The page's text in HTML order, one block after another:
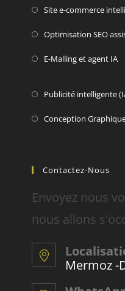
Site e-commerce
Optimisation SEO
E-Malling et agent IA
Publicité intelligente
Conception
Contactez-Nous
Envoyez nous
nous allons
Mermoz